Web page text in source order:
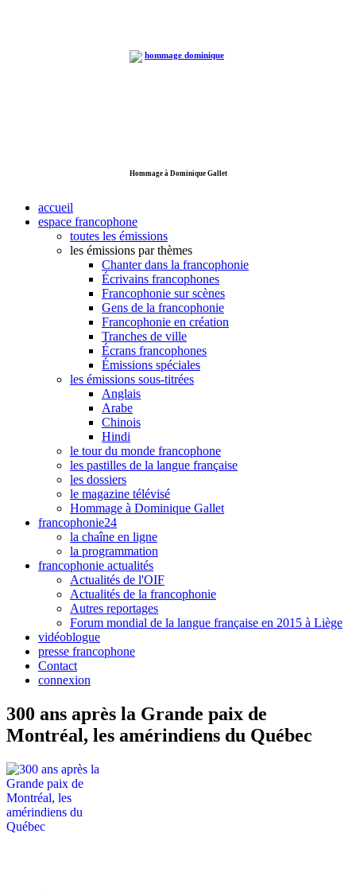
Hommage à Dominique Gallet
accueil
espace francophone
toutes les émissions
les émissions par thèmes
Chanter dans la francophonie
Écrivains francophones
Francophonie sur scènes
Gens de la francophonie
Francophonie en création
Tranches de ville
Écrans francophones
Émissions spéciales
les émissions sous-titrées
Anglais
Arabe
Chinois
Hindi
le tour du monde francophone
les pastilles de la langue française
les dossiers
le magazine télévisé
Hommage à Dominique Gallet
francophonie24
la chaîne en ligne
la programmation
francophonie actualités
Actualités de l'OIF
Actualités de la francophonie
Autres reportages
Forum mondial de la langue française en 2015 à Liège
vidéoblogue
presse francophone
Contact
connexion
300 ans après la Grande paix de
Montréal, les amérindiens du Québec